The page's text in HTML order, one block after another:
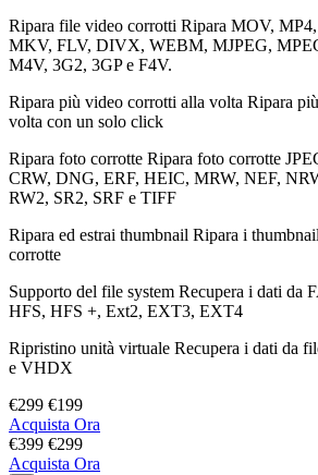
Ripara file video corrotti Ripara MOV,
MKV, FLV, DIVX, WEBM, MJPEG,
M4V, 3G2, 3GP e F4V.
Ripara più video corrotti alla volta Ripara
volta con un solo click
Ripara foto corrotte Ripara foto corrotte
CRW, DNG, ERF, HEIC, MRW, NEF,
RW2, SR2, SRF e TIFF
Ripara ed estrai thumbnail Ripara i
corrotte
Supporto del file system Recupera i dati da
HFS, HFS +, Ext2, EXT3, EXT4
Ripristino unità virtuale Recupera i dati da
e VHDX
€299 €199
Acquista Ora
€399 €299
Acquista Ora